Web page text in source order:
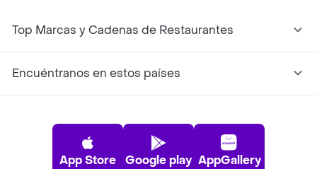
Top Marcas y Cadenas de Restaurantes
Encuéntranos en estos países
App Store Google play AppGallery